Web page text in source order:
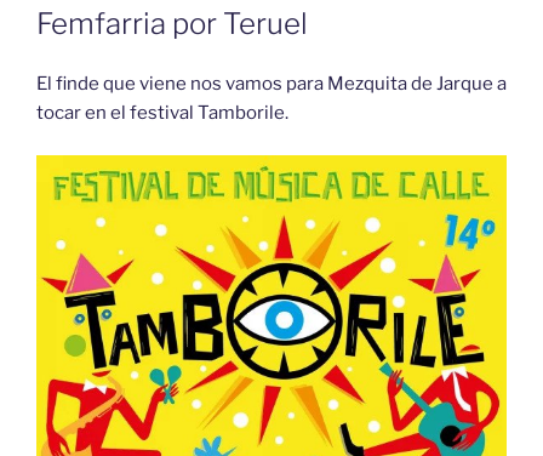
Femfarria por Teruel
El finde que viene nos vamos para Mezquita de Jarque a
tocar en el festival Tamborile.